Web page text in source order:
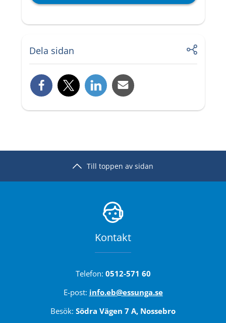
Dela sidan
Till toppen av sidan
Kontakt
Telefon: 0512-571 60
E-post: info.eb@essunga.se
Besök: Södra Vägen 7 A, Nossebro